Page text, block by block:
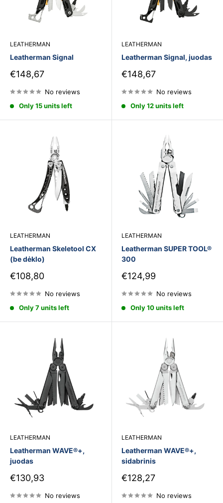
LEATHERMAN
Leatherman Signal
Sale
€148,67
No reviews
Only 15 units left
LEATHERMAN
Leatherman Signal, juodas
Sale
€148,67
No reviews
Only 12 units left
LEATHERMAN
Leatherman Skeletool CX
(be dėklo)
Sale
€108,80
No reviews
Only 7 units left
LEATHERMAN
Leatherman SUPER TOOL®
300
Sale
€124,99
No reviews
Only 10 units left
LEATHERMAN
Leatherman WAVE®+,
juodas
Sale
€130,93
No reviews
LEATHERMAN
Leatherman WAVE®+,
sidabrinis
Sale
€128,27
No reviews